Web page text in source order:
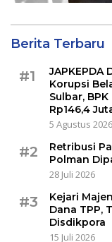
Berita Terbaru
#1
JAPKEPDA
Korupsi
Sulbar,
Rp146,4
5 Agustus 2026
#2
Retribusi
Polman
28 Juli 2026
#3
Kejari
Dana TPP,
Disdikpora
15 Juli 2026